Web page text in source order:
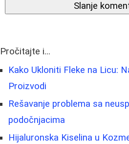
Slanje
Pročitajte i...
Kako Ukloniti Fleke na Licu:
Proizvodi
Rešavanje problema sa
podočnjacima
Hijaluronska Kiselina u